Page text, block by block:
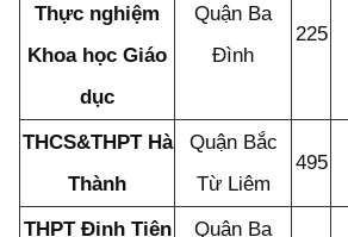
Thực nghiệm
Khoa học Giáo
dục
Quận Ba
Đình
225
THCS&THPT Hà
Thành
Quận Bắc
Từ Liêm
495
THPT Đinh Tiên
Quận Ba